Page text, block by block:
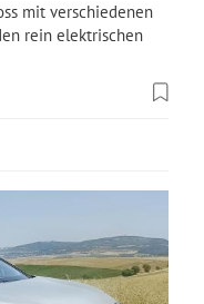
mit verschiedenen
rein elektrischen